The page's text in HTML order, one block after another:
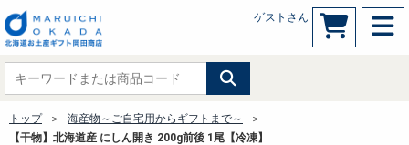
ゲストさん
トップ
海産物～ご自宅用からギフトまで～
【干物】北海道産 にしん開き 200g前後 1尾【冷凍】